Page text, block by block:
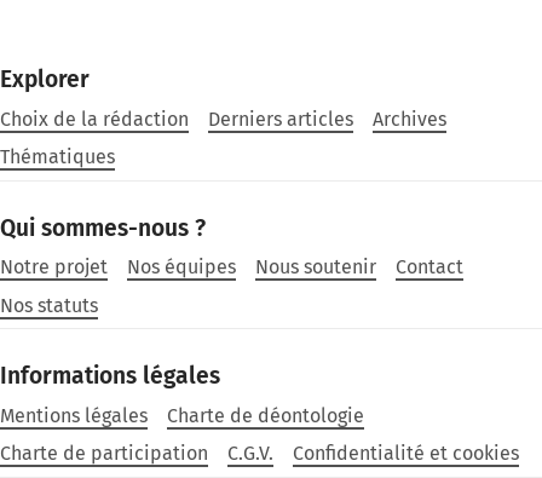
Explorer
Choix de la rédaction Derniers articles
Archives
Thématiques
Qui sommes-nous ?
Notre projet Nos équipes Nous soutenir
Contact
Nos statuts
Informations légales
Mentions légales
Charte de déontologie
Charte de participation
C.G.V. Confidentialité et cookies